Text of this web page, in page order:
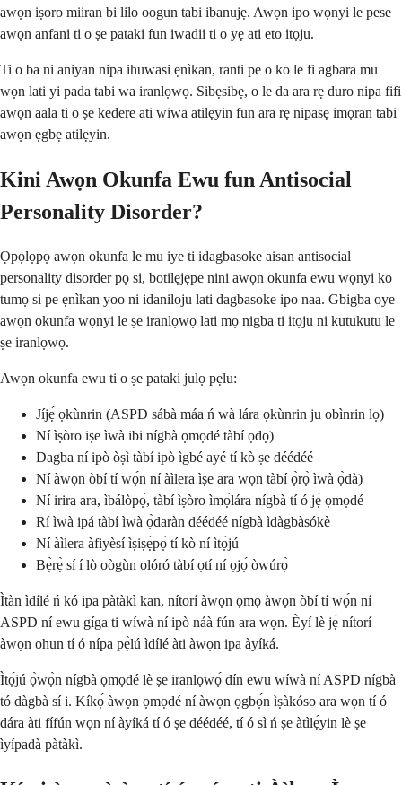
awọn iṣoro miiran bi lilo oogun tabi ibanujẹ. Awọn ipo wọnyi le pese
awọn anfani ti o ṣe pataki fun iwadii ti o yẹ ati eto itọju.
Ti o ba ni aniyan nipa ihuwasi ẹnìkan, ranti pe o ko le fi agbara mu
wọn lati yi pada tabi wa iranlọwọ. Sibẹsibẹ, o le da ara rẹ duro nipa fifi
awọn aala ti o ṣe kedere ati wiwa atilẹyin fun ara rẹ nipasẹ imọran tabi
awọn ẹgbẹ atilẹyin.
Kini Awọn Okunfa Ewu fun Antisocial
Personality Disorder?
Ọpọlọpọ awọn okunfa le mu iye ti idagbasoke aisan antisocial
personality disorder pọ si, botilẹjẹpe nini awọn okunfa ewu wọnyi ko
tumọ si pe ẹnìkan yoo ni idaniloju lati dagbasoke ipo naa. Gbigba oye
awọn okunfa wọnyi le ṣe iranlọwọ lati mọ nigba ti itọju ni kutukutu le
ṣe iranlọwọ.
Awọn okunfa ewu ti o ṣe pataki julọ pẹlu:
Jíjẹ́ ọkùnrin (ASPD sábà máa ń wà lára ọkùnrin ju obìnrin lọ)
Ní ìṣòro iṣe ìwà ibi nígbà ọmọdé tàbí ọdọ)
Dagba ní ipò òṣì tàbí ipò ìgbé ayé tí kò ṣe déédéé
Ní àwọn òbí tí wọ́n ní àìlera ìṣe ara wọn tàbí ọ̀rọ̀ ìwà ọ̀dà)
Ní irira ara, ìbálòpọ̀, tàbí ìṣòro ìmọ̀lára nígbà tí ó jẹ́ ọmọdé
Rí ìwà ipá tàbí ìwà ọ̀daràn déédéé nígbà ìdàgbàsókè
Ní àìlera àfiyèsí ìṣiṣẹ́pọ̀ tí kò ní ìtọ́jú
Bẹ̀rẹ̀ sí í lò oògùn olóró tàbí ọtí ní ọjọ́ òwúrọ̀
Ìtàn ìdílé ń kó ipa pàtàkì kan, nítorí àwọn ọmọ àwọn òbí tí wọ́n ní
ASPD ní ewu gíga ti wíwà ní ipò náà fún ara wọn. Èyí lè jẹ́ nítorí
àwọn ohun tí ó nípa pẹ̀lú ìdílé àti àwọn ipa àyíká.
Ìtọ́jú ọ̀wọ̀n nígbà ọmọdé lè ṣe iranlọwọ́ dín ewu wíwà ní ASPD nígbà
tó dàgbà sí i. Kíkọ́ àwọn ọmọdé ní àwọn ọgbọ́n ìṣàkóso ara wọn tí ó
dára àti fífún wọn ní àyíká tí ó ṣe déédéé, tí ó sì ń ṣe àtìlẹ́yin lè ṣe
ìyípadà pàtàkì.